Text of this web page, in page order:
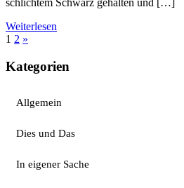
schlichtem Schwarz gehalten und […]
Weiterlesen
Seitennummerierung
der
Beiträge
1 2 Nächste
»
Kategorien
Allgemein
Dies und Das
In eigener Sache